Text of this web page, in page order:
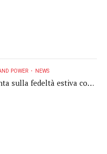
POWER NEWS
sulla fedeltà estiva con